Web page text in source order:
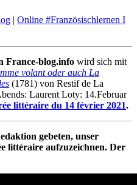
| Online #Französischlernen I
France-blog.info wird sich mit
volant oder auch La
(1781) von Restif de La
Laurent Loty: 14.Februar
littéraire du 14 février 2021.
gebeten, unser
littéraire aufzuzeichnen. Der